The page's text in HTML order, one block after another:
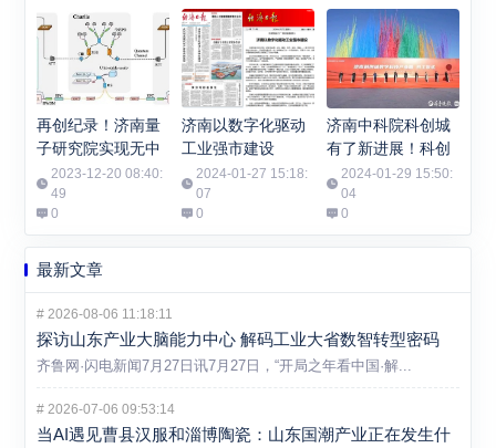
再创纪录！济南量
子研究院实现无中
继千公里光纤有限
码长量子密钥分发
2023-12-20 08:40:
49
0
济南以数字化驱动
工业强市建设
2024-01-27 15:18:
07
0
济南中科院科创城
有了新进展！科创
城数字科技产业园
开工
2024-01-29 15:50:
04
0
最新文章
#2026-08-06 11:18:11
探访山东产业大脑能力中心 解码工业大省数智转型密码
齐鲁网·闪电新闻7月27日讯7月27日，“开局之年看中国·解...
#2026-07-06 09:53:14
当AI遇见曹县汉服和淄博陶瓷：山东国潮产业正在发生什